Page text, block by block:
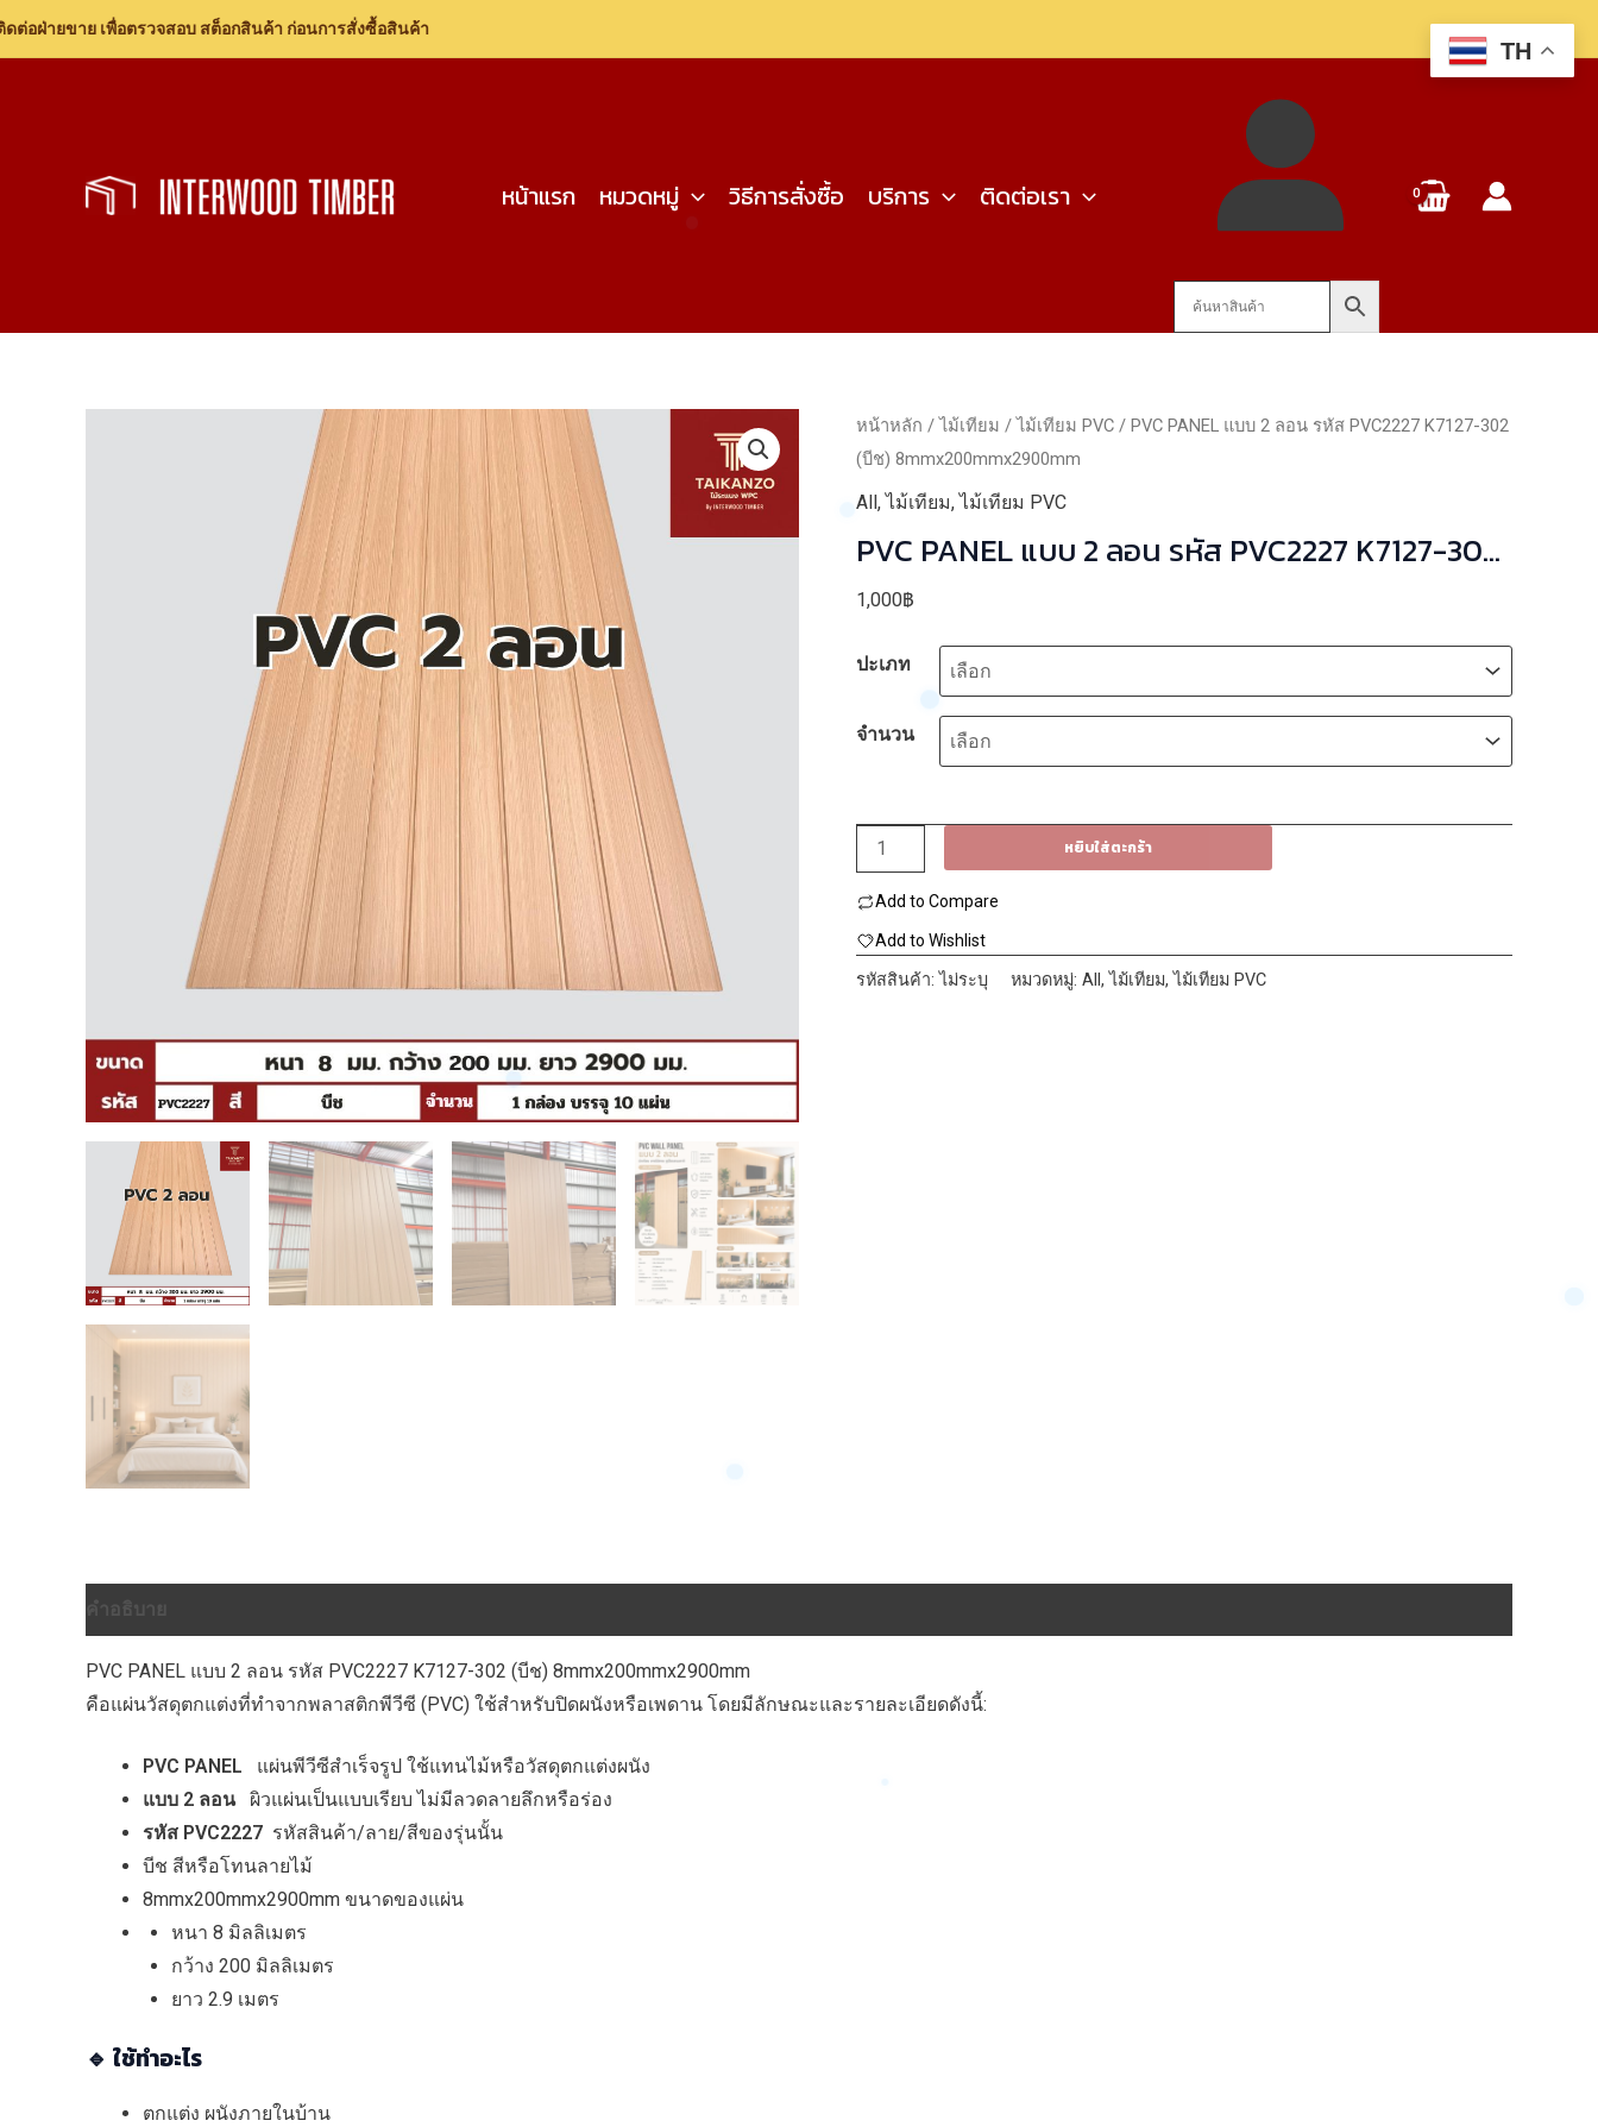
าย เพื่อตรวจสอบ สต็อกสินค้า ก่อนการสั่งซื้อสินค้า
หน้าแรก หมวดหมู่ วิธีการสั่งซื้อ บริการ ติดต่อเรา
หน้าหลัก /ไม้เทียม /ไม้เทียม PVC / PVC PANEL แบบ 2 ลอน รหัส PVC2227 K7127-302
(บีช) 8mmx200mmx2900mm
All,ไม้เทียม,ไม้เทียม PVC
PVC PANEL แบบ 2 ลอน รหัส PVC2227 K7127-302
(บีช) 8mmx200mmx2900mm
1,000฿
ปะเภท
จำนวน
จำนวน
PVC
PANEL
แบบ
2
หยิบใส่ตะกร้า
Add to Compare
Add to Wishlist
รหัสสินค้า:ไม่ระบุ หมวดหมู่: All ,ไม้เทียม,ไม้เทียม PVC
คำอธิบาย
PVC PANEL แบบ 2 ลอน รหัส PVC2227 K7127-302 (บีช) 8mmx200mmx2900mm
คือแผ่นวัสดุตกแต่งที่ทำจากพลาสติกพีวีซี (PVC) ใช้สำหรับปิดผนังหรือเพดาน โดยมีลักษณะและรายละเอียดดังนี้:
PVC PANEL แผ่นพีวีซีสำเร็จรูป ใช้แทนไม้หรือวัสดุตกแต่งผนัง
แบบ 2 ลอนผิวแผ่นเป็นแบบเรียบ ไม่มีลวดลายลึกหรือร่อง
รหัส PVC2227 รหัสสินค้า/ลาย/สีของรุ่นนั้น
บีช สีหรือโทนลายไม้
8mmx200mmx2900mm ขนาดของแผ่น
หนา 8 มิลลิเมตร
กว้าง 200 มิลลิเมตร
ยาว 2.9 เมตร
🔹 ใช้ทำอะไร
ตกแต่ง ผนังภายในบ้าน
TH